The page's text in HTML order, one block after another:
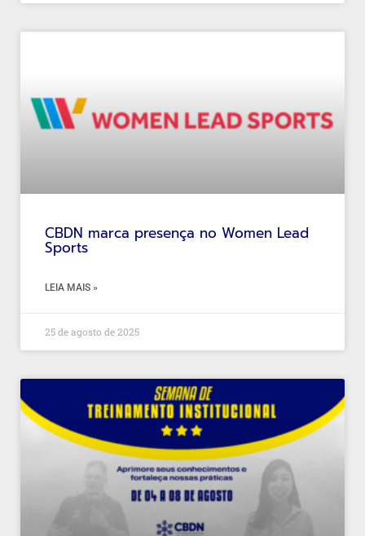
CBDN marca presença no Women Lead
Sports
LEIA MAIS »
25 de agosto de 2025